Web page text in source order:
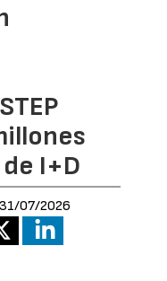
I+D
31/07/2026